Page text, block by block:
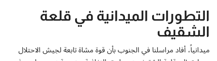
التطورات الميدانية في قلعة
الشقيف
ميدانياً، أفاد مراسلنا في الجنوب بأن قوة مشاة تابعة لجيش الاحتلال